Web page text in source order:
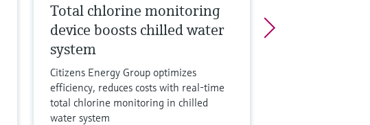
Total chlorine monitoring
device boosts chilled water
system
Citizens Energy Group optimizes
efficiency, reduces costs with real-time
total chlorine monitoring in chilled
water system